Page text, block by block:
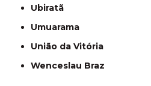
Ubiratã
Umuarama
União da Vitória
Wenceslau Braz